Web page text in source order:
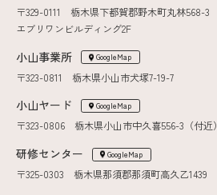
〒329-0111 栃木県下都賀郡野木町丸林568-3
エブリワンビルディング2F
小山事業所 GoogleMap
〒323-0811 栃木県小山市犬塚7-19-7
小山ヤード GoogleMap
〒323-0806 栃木県小山市中久喜556-3（付近）
研修センター GoogleMap
〒325-0303 栃木県那須郡那須町高久乙1439